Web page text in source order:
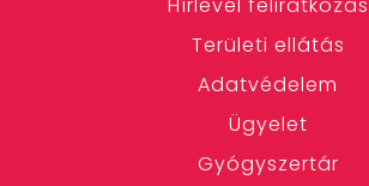
Területi ellátás
Adatvédelem
Ügyelet
Gyógyszertár